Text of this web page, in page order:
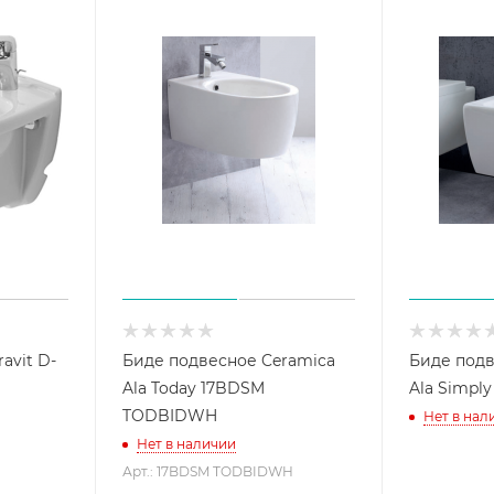
D-
Биде подвесное Ceramica
Ala Today 17BDSM
TODBIDWH
Нет в наличии
Арт.: 17BDSM TODBIDWH
Биде
Ala
Нет в